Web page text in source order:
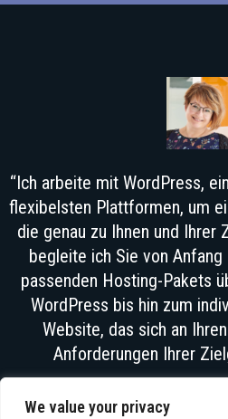
We value your privacy
“Ich arbeite mit WordPress,
flexibelsten Plattformen, um
die genau zu Ihnen und Ihrer
begleite ich Sie von Anfang
passenden Hosting-Pakets
WordPress bis hin zum
Website, das sich an
Anforderungen Ihrer
EWA